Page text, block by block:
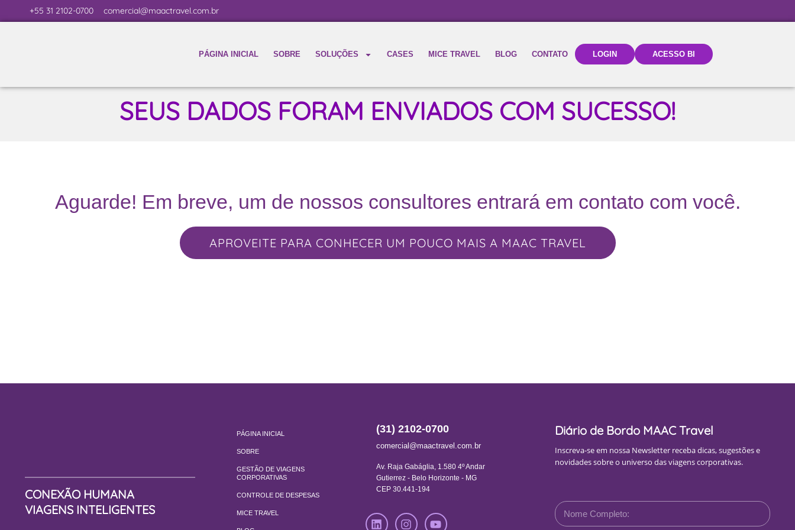
+55 31 2102-0700 comercial@maactravel.com.br
PÁGINA INICIAL SOBRE SOLUÇÕES CASES MICE TRAVEL BLOG CONTATO LOGIN ACESSO BI
SEUS DADOS FORAM ENVIADOS COM SUCESSO!
Aguarde! Em breve, um de nossos consultores entrará em contato com você.
APROVEITE PARA CONHECER UM POUCO MAIS A MAAC TRAVEL
CONEXÃO HUMANA
VIAGENS INTELIGENTES
PÁGINA INICIAL
SOBRE
GESTÃO DE VIAGENS
CORPORATIVAS
CONTROLE DE DESPESAS
MICE TRAVEL
(31) 2102-0700
comercial@maactravel.com.br
Av. Raja Gabáglia, 1.580 4º Andar
Gutierrez - Belo Horizonte - MG
CEP 30.441-194
Diário de Bordo MAAC Travel
Inscreva-se em nossa Newsletter receba dicas, sugestões e
novidades sobre o universo das viagens corporativas.